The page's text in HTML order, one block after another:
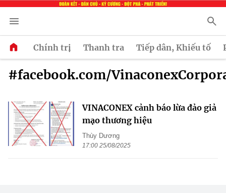
Chính trị Thanh tra Tiếp dân, Khiếu tố
#facebook.com/
VINACONEX cảnh báo lừa đảo giả
mạo thương hiệu
Thùy Dương
17:00 25/08/2025